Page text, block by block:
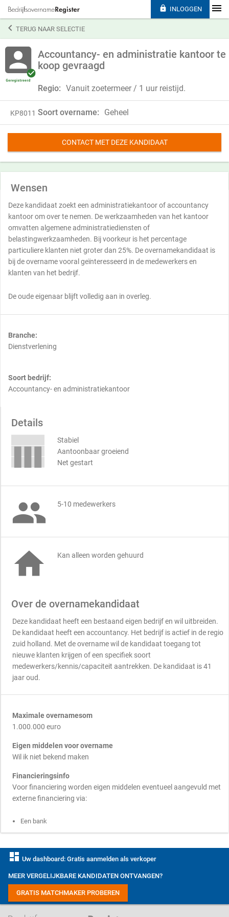
TERUG NAAR SELECTIE
Accountancy- en administratie kantoor te
koop gevraagd
Regio: Vanuit zoetermeer / 1 uur reistijd.
KP8011 Soort overname: Geheel
CONTACT MET DEZE KANDIDAAT
Wensen
Deze kandidaat zoekt een administratiekantoor of accountancy
kantoor om over te nemen. De werkzaamheden van het kantoor
omvatten algemene administratiediensten of
belastingwerkzaamheden. Bij voorkeur is het percentage
particuliere klanten niet groter dan 25%. De overnamekandidaat is
bij de overname vooral geïnteresseerd in de medewerkers en
klanten van het bedrijf.
De oude eigenaar blijft volledig aan in overleg.
Branche:
Dienstverlening
Soort bedrijf:
Accountancy- en administratiekantoor
Details
Stabiel
Aantoonbaar groeiend
Net gestart
 5-10 medewerkers
 Kan alleen worden gehuurd
Over de overnamekandidaat
Deze kandidaat heeft een bestaand eigen bedrijf en wil uitbreiden.
De kandidaat heeft een accountancy. Het bedrijf is actief in de regio
zuid holland. Met de overname wil de kandidaat toegang tot
nieuwe klanten krijgen of een specifiek soort
medewerkers/kennis/capaciteit aantrekken. De kandidaat is 41
jaar oud.
Maximale overnamesom
1.000.000 euro
Eigen middelen voor overname
Wil ik niet bekend maken
Financieringsinfo
Voor financiering worden eigen middelen eventueel aangevuld met
externe financiering via:
Een bank
 INLOGGEN
dashboard Uw dashboard: Gratis aanmelden als verkoper
MEER VERGELIJKBARE KANDIDATEN ONTVANGEN?
GRATIS MATCHMAKER PROBEREN